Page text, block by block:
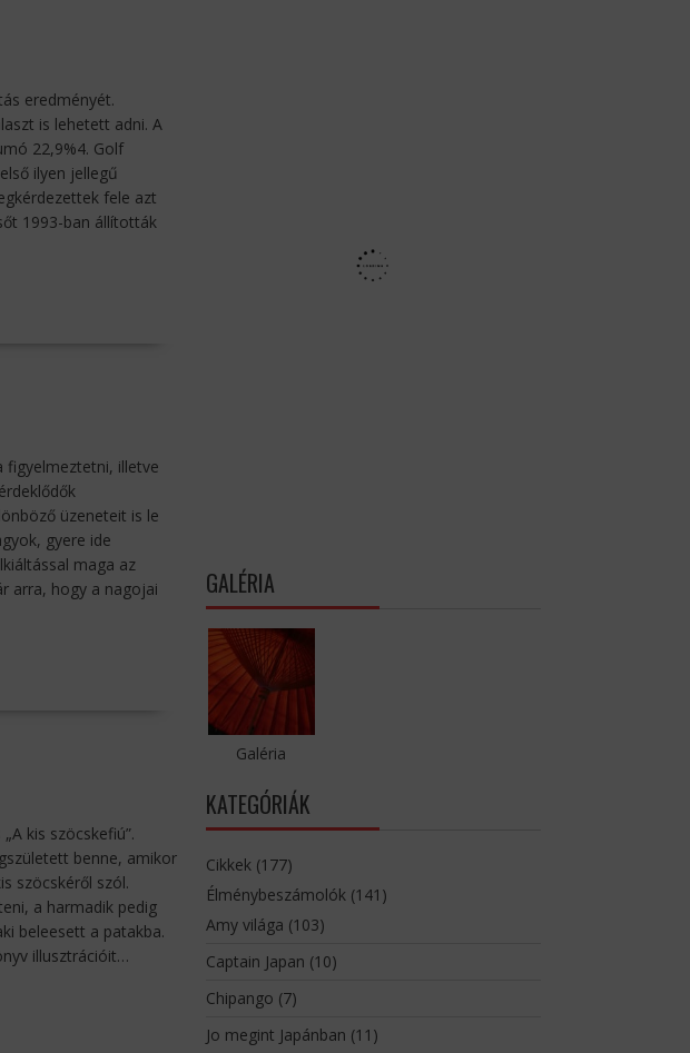
eredményét.
is lehetett adni. A
22,9%4. Golf
ilyen jellegű
fele azt
1993-ban állították
figyelmeztetni, illetve
üzeneteit is le
gyere ide
maga az
arra, hogy a nagojai
kis szöcskefiú”.
benne, amikor
szöcskéről szól.
a harmadik pedig
beleesett a patakba.
illusztrációit…
GALÉRIA
Galéria
KATEGÓRIÁK
Cikkek(177)
Élménybeszámolók(141)
Amy világa (103)
Captain Japan (10)
Chipango (7)
Jo megint Japánban (11)